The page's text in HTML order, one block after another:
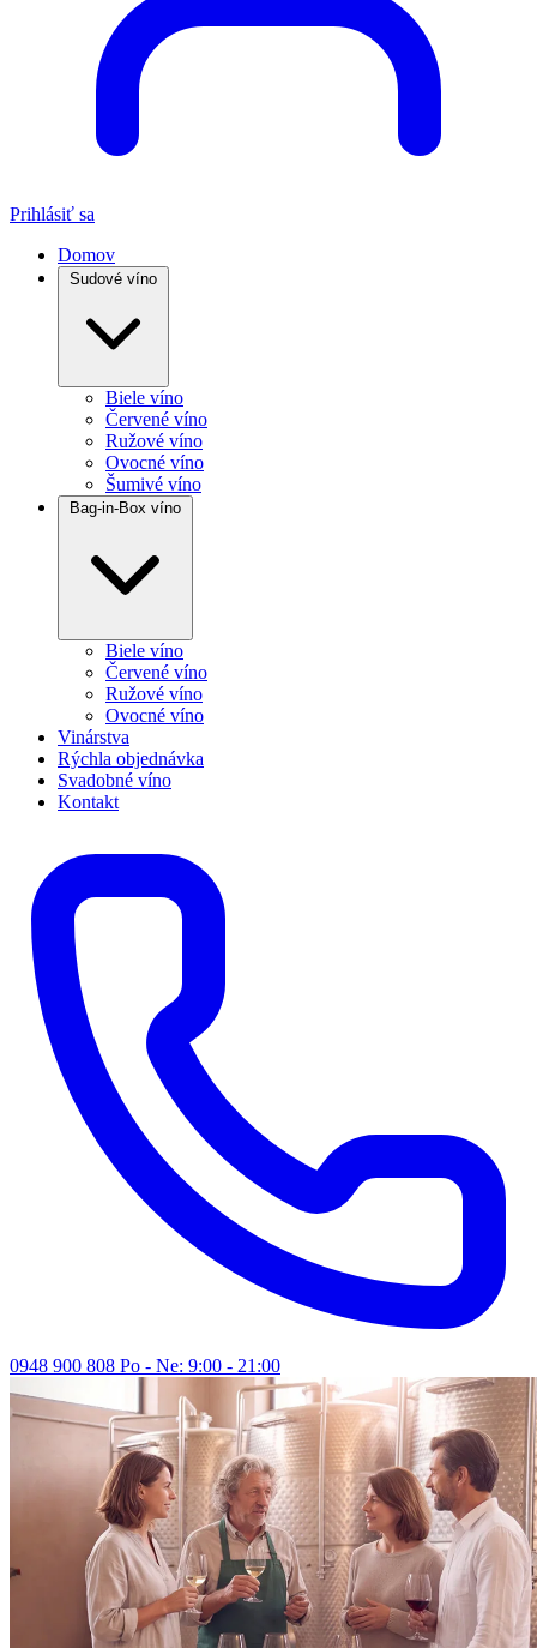
Prihlásiť sa
Domov
Sudové víno
Biele víno
Červené víno
Ružové víno
Ovocné víno
Šumivé víno
Bag-in-Box víno
Biele víno
Červené víno
Ružové víno
Ovocné víno
Vinárstva
Rýchla objednávka
Svadobné víno
Kontakt
0948 900 808 Po - Ne: 9:00 - 21:00